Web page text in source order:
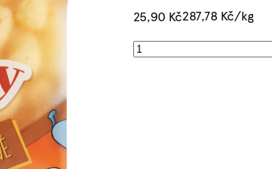
25,90 Kč287,78 Kč/kg